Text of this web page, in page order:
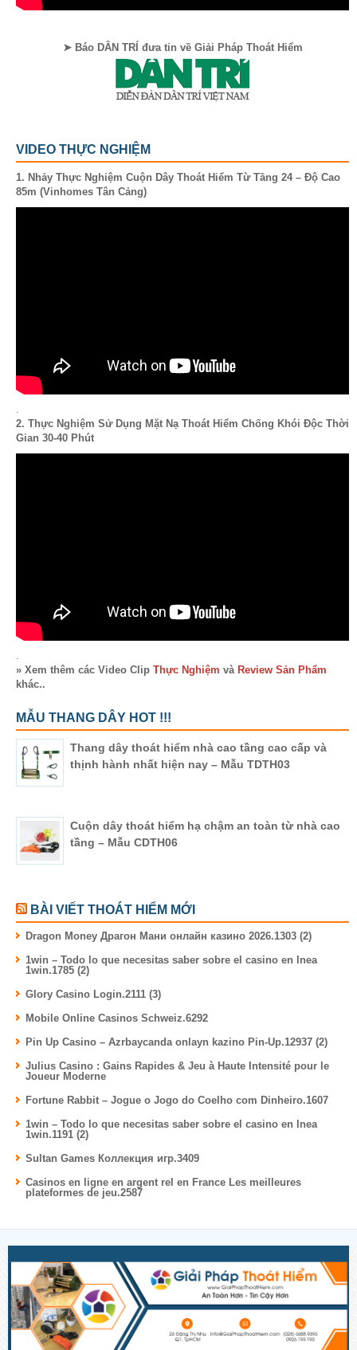
➤ Báo DÂN TRÍ đưa tin về Giải Pháp Thoát Hiểm
VIDEO THỰC NGHIỆM
1. Nhảy Thực Nghiệm Cuộn Dây Thoát Hiểm Từ Tầng 24 – Độ Cao
85m (Vinhomes Tân Cảng)
2. Thực Nghiệm Sử Dụng Mặt Nạ Thoát Hiểm Chống Khói Độc Thời
Gian 30-40 Phút
» Xem thêm các Video Clip Thực Nghiệm và Review Sản Phẩm
khác..
MẪU THANG DÂY HOT !!!
Thang dây thoát hiểm nhà cao tầng cao cấp và
thịnh hành nhất hiện nay – Mẫu TDTH03
Cuộn dây thoát hiểm hạ chậm an toàn từ nhà cao
tầng – Mẫu CDTH06
BÀI VIẾT THOÁT HIỂM MỚI
Dragon Money Драгон Мани онлайн казино 2026.1303 (2)
1win – Todo lo que necesitas saber sobre el casino en lnea
1win.1785 (2)
Glory Casino Login.2111 (3)
Mobile Online Casinos Schweiz.6292
Pin Up Casino – Azrbaycanda onlayn kazino Pin-Up.12937 (2)
Julius Casino : Gains Rapides & Jeu à Haute Intensité pour le
Joueur Moderne
Fortune Rabbit – Jogue o Jogo do Coelho com Dinheiro.1607
1win – Todo lo que necesitas saber sobre el casino en lnea
1win.1191 (2)
Sultan Games Коллекция игр.3409
Casinos en ligne en argent rel en France Les meilleures
plateformes de jeu.2587